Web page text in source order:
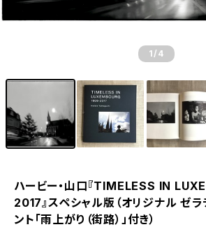
1 /4
ハービー・山口『TIMELESS IN
2017』スペシャル版（オリジナル ゼ
ント「雨上がり（街路）」付き）